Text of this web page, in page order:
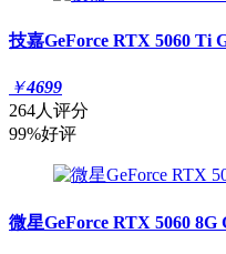
技嘉GeForce RTX 5060 Ti
￥4699
264人评分
99%好评
微星GeForce RTX 5060